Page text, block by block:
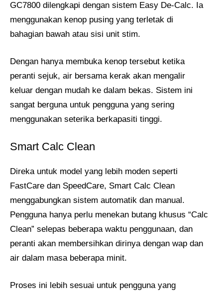
GC7800 dilengkapi dengan sistem Easy De-Calc. Ia
menggunakan kenop pusing yang terletak di
bahagian bawah atau sisi unit stim.
Dengan hanya membuka kenop tersebut ketika
peranti sejuk, air bersama kerak akan mengalir
keluar dengan mudah ke dalam bekas. Sistem ini
sangat berguna untuk pengguna yang sering
menggunakan seterika berkapasiti tinggi.
Smart Calc Clean
Direka untuk model yang lebih moden seperti
FastCare dan SpeedCare, Smart Calc Clean
menggabungkan sistem automatik dan manual.
Pengguna hanya perlu menekan butang khusus “Calc
Clean” selepas beberapa waktu penggunaan, dan
peranti akan membersihkan dirinya dengan wap dan
air dalam masa beberapa minit.
Proses ini lebih sesuai untuk pengguna yang